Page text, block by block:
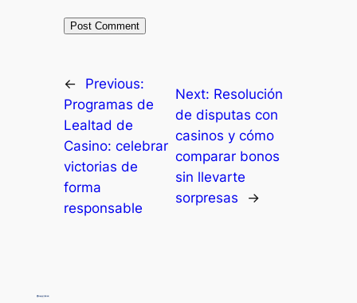
←
Previous:
Programas de
Lealtad de
Casino: celebrar
victorias de
forma
responsable
Next: Resolución
de disputas con
casinos y cómo
comparar bonos
sin llevarte
sorpresas
→